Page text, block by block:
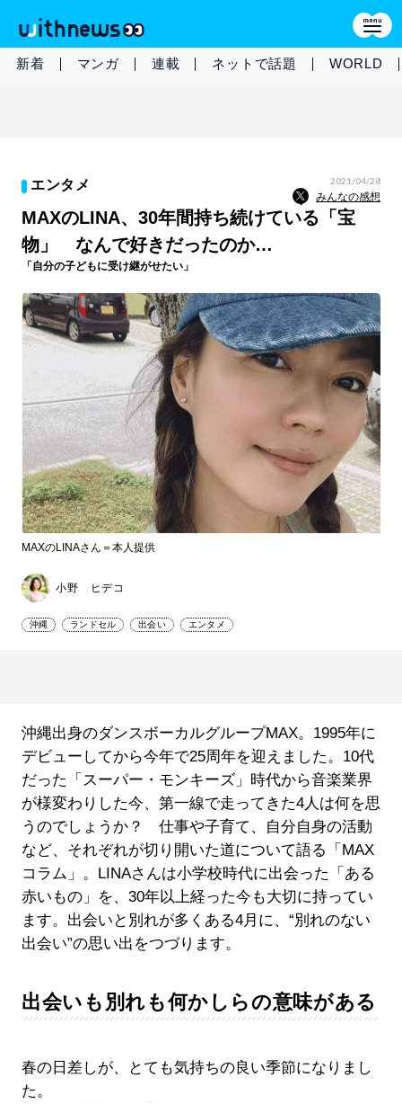
新着 マンガ 連載 ネットで話題 WORLD
エンタメ 2021/04/28
みんなの感想
MAXのLINA、30年間持ち続けている「宝
物」 なんで好きだったのか…
「自分の子どもに受け継がせたい」
MAXのLINAさん＝本人提供
小野 ヒデコ
沖縄 ランドセル 出会い エンタメ
沖縄出身のダンスボーカルグループMAX。1995年に
デビューしてから今年で25周年を迎えました。10代
だった「スーパー・モンキーズ」時代から音楽業界
が様変わりした今、第一線で走ってきた4人は何を思
うのでしょうか？ 仕事や子育て、自分自身の活動
など、それぞれが切り開いた道について語る「MAX
コラム」。LINAさんは小学校時代に出会った「ある
赤いもの」を、30年以上経った今も大切に持ってい
ます。出会いと別れが多くある4月に、“別れのない
出会い”の思い出をつづります。
出会いも別れも何かしらの意味がある
春の日差しが、とても気持ちの良い季節になりまし
た。